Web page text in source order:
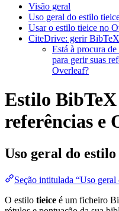
Visão geral
Uso geral do estilo
Usar o estilo tieice no
CiteDrive: gerir
Está à procura
para gerir suas
Overleaf?
Estilo
referências e
Uso geral do estilo
Seção intitulada “Uso
O estilo tieice é um ficheiro